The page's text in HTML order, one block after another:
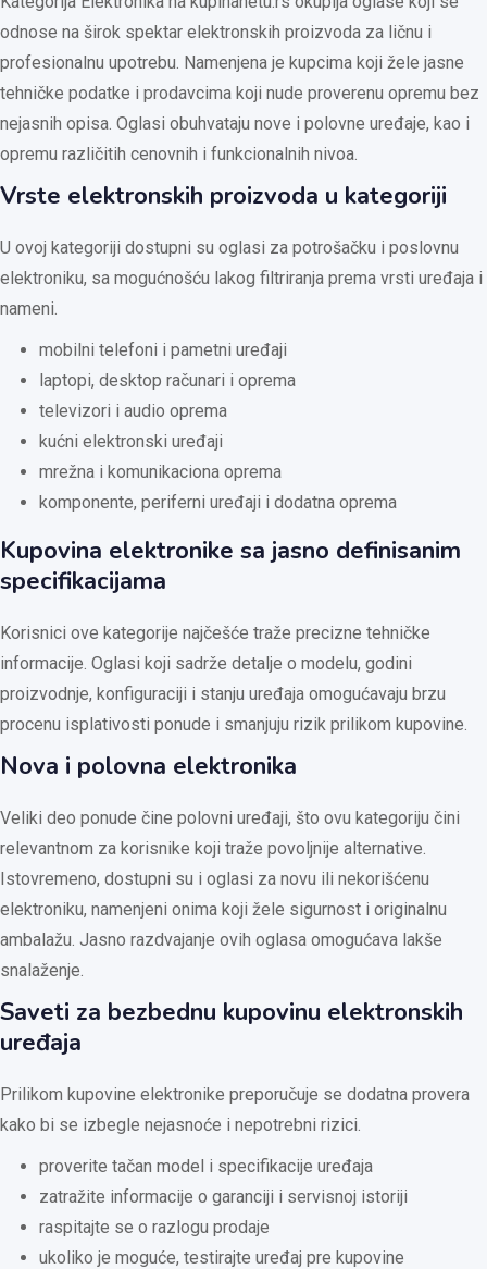
odnose na širok spektar elektronskih proizvoda za ličnu i
profesionalnu upotrebu. Namenjena je kupcima koji žele jasne
tehničke podatke i prodavcima koji nude proverenu opremu bez
nejasnih opisa. Oglasi obuhvataju nove i polovne uređaje, kao i
opremu različitih cenovnih i funkcionalnih nivoa.
Vrste elektronskih proizvoda u kategoriji
U ovoj kategoriji dostupni su oglasi za potrošačku i poslovnu
elektroniku, sa mogućnošću lakog filtriranja prema vrsti uređaja i
nameni.
mobilni telefoni i pametni uređaji
laptopi, desktop računari i oprema
televizori i audio oprema
kućni elektronski uređaji
mrežna i komunikaciona oprema
komponente, periferni uređaji i dodatna oprema
Kupovina elektronike sa jasno definisanim
specifikacijama
Korisnici ove kategorije najčešće traže precizne tehničke
informacije. Oglasi koji sadrže detalje o modelu, godini
proizvodnje, konfiguraciji i stanju uređaja omogućavaju brzu
procenu isplativosti ponude i smanjuju rizik prilikom kupovine.
Nova i polovna elektronika
Veliki deo ponude čine polovni uređaji, što ovu kategoriju čini
relevantnom za korisnike koji traže povoljnije alternative.
Istovremeno, dostupni su i oglasi za novu ili nekorišćenu
elektroniku, namenjeni onima koji žele sigurnost i originalnu
ambalažu. Jasno razdvajanje ovih oglasa omogućava lakše
snalaženje.
Saveti za bezbednu kupovinu elektronskih
uređaja
Prilikom kupovine elektronike preporučuje se dodatna provera
kako bi se izbegle nejasnoće i nepotrebni rizici.
proverite tačan model i specifikacije uređaja
zatražite informacije o garanciji i servisnoj istoriji
raspitajte se o razlogu prodaje
ukoliko je moguće, testirajte uređaj pre kupovine